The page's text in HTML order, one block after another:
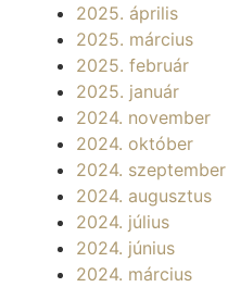
2025. április
2025. március
2025. február
2025. január
2024. november
2024. október
2024. szeptember
2024. augusztus
2024. július
2024. június
2024. március